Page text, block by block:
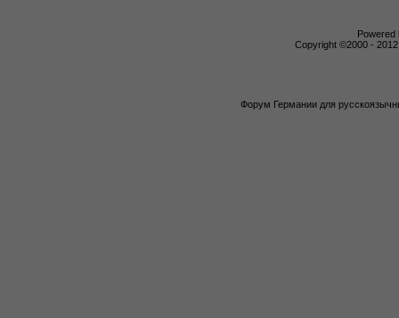
Powered
Copyright ©2000 -
Форум Германии для